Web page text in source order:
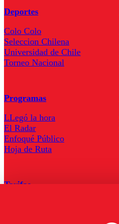
Deportes
Colo Colo
Seleccion Chilena
Universidad de Chile
Torneo Nacional
Programas
LLegó la hora
El Radar
Enfoqué Público
Hoja de Ruta
Tarifas